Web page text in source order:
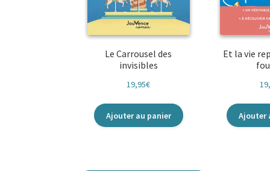
Le Carrousel des
invisibles
19,95€
Ajouter au panier
Et la vie
Ajouter